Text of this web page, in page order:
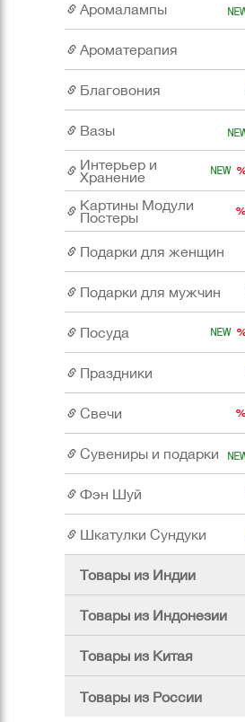
Аромалампы
Ароматерапия
Благовония
Вазы
Интерьер и
Хранение
Картины Модули
Постеры
Подарки для женщин
Подарки для мужчин
Посуда
Праздники
Свечи
Сувениры и подарки
Фэн Шуй
Шкатулки Сундуки
Товары из Индии
Товары из Индонезии
Товары из Китая
Товары из России
Артикул: 016447
Подсвечник Грани 10х14 см
Подсвечник